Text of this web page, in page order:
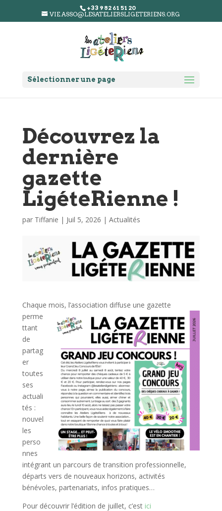
+33 9 82 61 51 20
VIE.ASSO@LESATELIERSLIGETERIENS.ORG
Sélectionner une page
Découvrez la
dernière
gazette
LigéteRienne !
par Tiffanie | Juil 5, 2026 | Actualités
Chaque mois, l’association diffuse une gazette
perme
ttant
de
partag
er
toutes
ses
actuali
tés :
nouvel
les
perso
nnes
intégrant un parcours de transition professionnelle,
départs vers de nouveaux horizons, activités
bénévoles, partenariats, infos pratiques…
Pour découvrir l’édition de juillet, c’est ici